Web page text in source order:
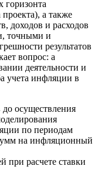
горизонта
а также
доходов и расходов
точными и
результатов
вопрос: а
деятельности и
учета инфляции в
осуществления
по периодам
на инфляционный
при расчете ставки